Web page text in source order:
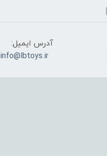
آدرس ایمیل:
info@lbtoys.ir